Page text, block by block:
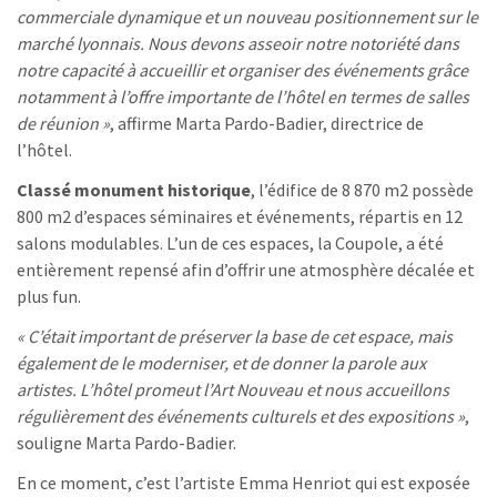
commerciale dynamique et un nouveau positionnement sur le
marché lyonnais. Nous devons asseoir notre notoriété dans
notre capacité à accueillir et organiser des événements grâce
notamment à l’offre importante de l’hôtel en termes de salles
de réunion », affirme Marta Pardo-Badier, directrice de
l’hôtel.
Classé monument historique, l’édifice de 8 870 m2 possède
800 m2 d’espaces séminaires et événements, répartis en 12
salons modulables. L’un de ces espaces, la Coupole, a été
entièrement repensé afin d’offrir une atmosphère décalée et
plus fun.
« C’était important de préserver la base de cet espace, mais
également de le moderniser, et de donner la parole aux
artistes. L’hôtel promeut l’Art Nouveau et nous accueillons
régulièrement des événements culturels et des expositions »,
souligne Marta Pardo-Badier.
En ce moment, c’est l’artiste Emma Henriot qui est exposée